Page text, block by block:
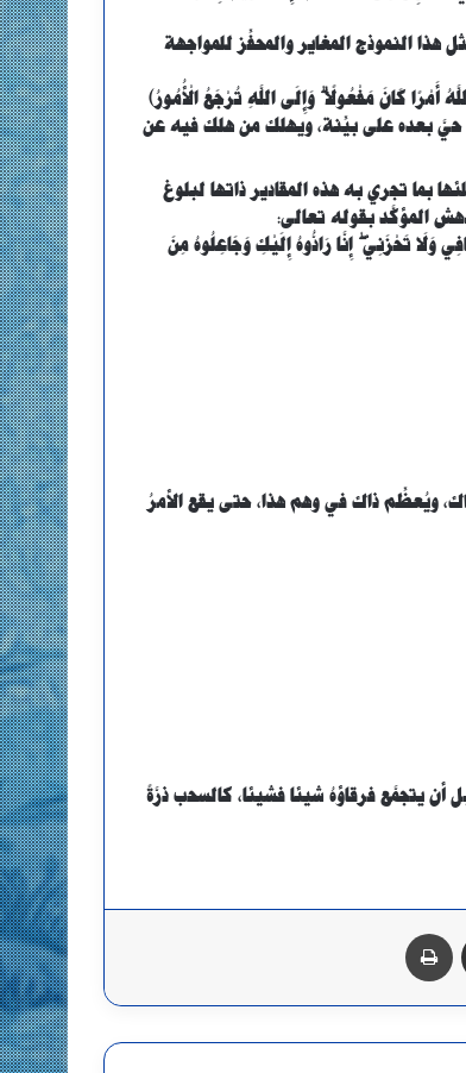
النموذج المغاير والمحفِّز للمواجهة
أَمْرًا كَانَ مَفْعُولًا ۗ وَإِلَى اللَّهِ تُرْجَعُ الْأُمُورُ﴾
حيَّ بعده على بيِّنة، ويهلك من هلك فيه عن
بما تجري به هذه المقادير ذاتها لبلوغ
المؤكَّد بقوله تعالى:
وَلَا تَحْزَنِي ۖ إِنَّا رَادُّوهُ إِلَيْكِ وَجَاعِلُوهُ مِنَ
ويُعظِّم ذاك في وهم هذا، حتى يقع الأمرُ
يتجمَّع فرقاؤهُ شيئا فشيئا، كالسحب ذرَّةً
مشاركة عبر البريد